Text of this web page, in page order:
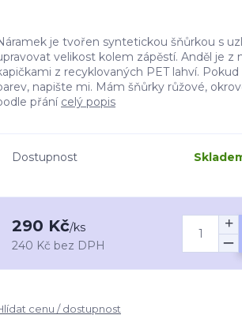
je tvořen syntetickou šňůrkou s
velikost kolem zápěstí. Anděl je z
z recyklovaných PET lahví.
napište mi. Mám šňůrky růžové,
přání celý popis
Dostupnost
290 Kč/ks
240 Kč bez DPH
cenu / dostupnost